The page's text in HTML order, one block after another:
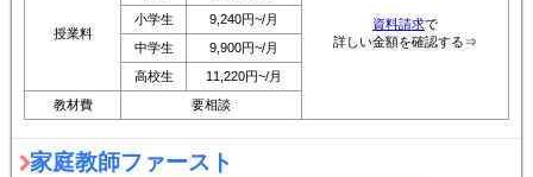
資料請求で
詳しい金額を確認する⇒
授業料
小学生
9,240円~/月
中学生
9,900円~/月
高校生
11,220円~/月
教材費
要相談
家庭教師ファースト